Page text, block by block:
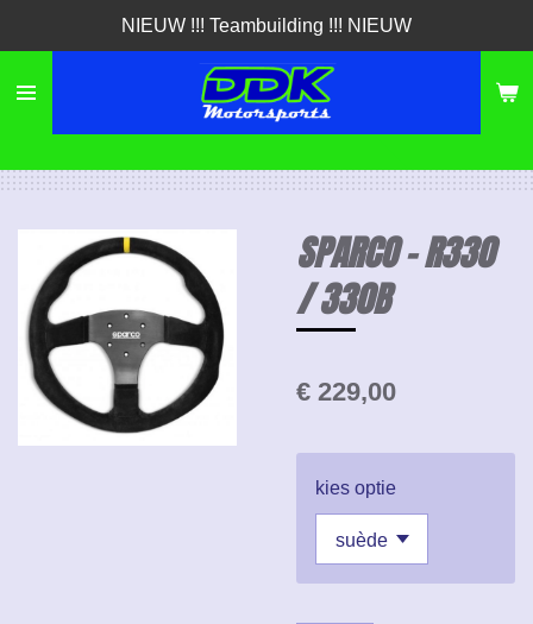
direct
naar
NIEUW !!! Teambuilding !!! NIEUW
SPARCO - R330
/ 330B
€ 229,00
kies optie